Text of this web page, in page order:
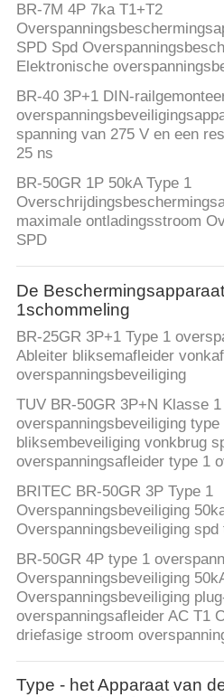
CONTACTEER
ONS
NIEUWS
ALLE
GEVALLEN
VR
SHOW
SITEMAP
PRIVACYBELEID
BR-7M 4P 7ka T1+T2
SPD Spd
Elektronische
BR-40 3P+1 DIN-
spanning van 275 V en een
25 ns
BR-50GR 1P 50kA Type 1
maximale ontladingsstroom
SPD
De
1schommeling
BR-25GR 3P+1 Type 1
Ableiter bliksemafleider
overspanningsbeveiliging
TUV BR-50GR 3P+N Klasse
overspanningsbeveiliging type
bliksembeveiliging vonkbrug
overspanningsafleider type 1
BRITEC BR-50GR 3P Type 1
Overspanningsbeveiliging
Overspanningsbeveiliging
BR-50GR 4P type 1
Overspanningsbeveiliging
Overspanningsbeveiliging
overspanningsafleider AC T1
driefasige stroom
Type - het Apparaat van